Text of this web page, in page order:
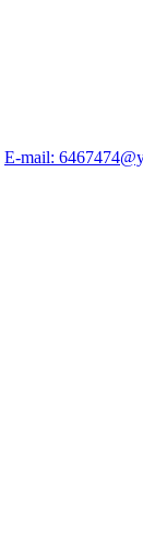
E-mail: